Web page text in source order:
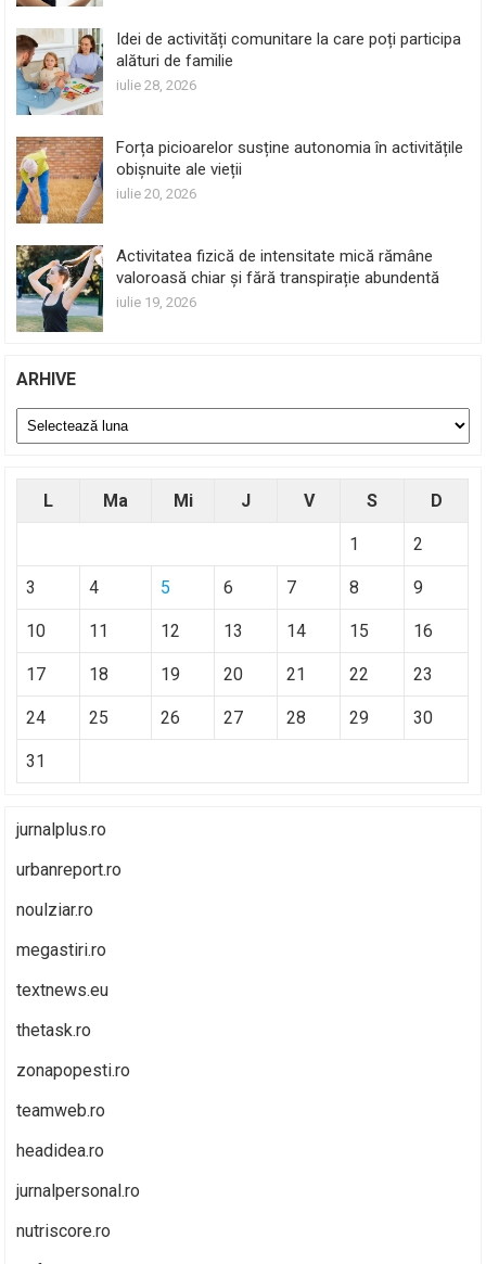
Idei de activități comunitare la care poți participa
alături de familie
iulie 28, 2026
Forța picioarelor susține autonomia în activitățile
obișnuite ale vieții
iulie 20, 2026
Activitatea fizică de intensitate mică rămâne
valoroasă chiar și fără transpirație abundentă
iulie 19, 2026
ARHIVE
Arhive
L Ma Mi J V S D
1 2
3 4 5 6 7 8 9
10 11 12 13 14 15 16
17 18 19 20 21 22 23
24 25 26 27 28 29 30
31
jurnalplus.ro
urbanreport.ro
noulziar.ro
megastiri.ro
textnews.eu
thetask.ro
zonapopesti.ro
teamweb.ro
headidea.ro
jurnalpersonal.ro
nutriscore.ro